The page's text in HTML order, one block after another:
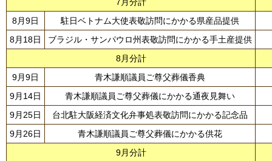
8月9日
駐日ベトナム大使表敬訪問にかかる県産品提供
8月18日
ブラジル・サンパウロ州表敬訪問にかかる手土産提供
8月分計
9月9日
青木謙順議員ご尊父葬儀香典
9月14日
青木謙順議員ご尊父葬儀にかかる通夜見舞い
9月25日
台北駐大阪経済文化弁事処表敬訪問にかかる記念品
9月26日
青木謙順議員ご尊父葬儀にかかる供花
9月分計